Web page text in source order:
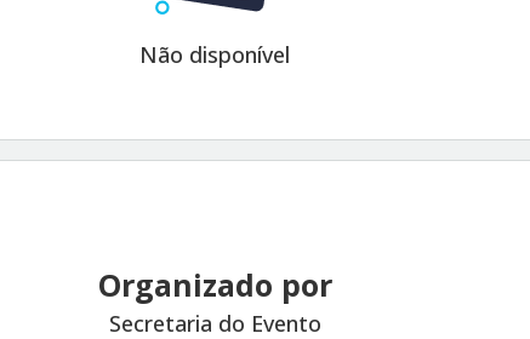
Não disponível
Organizado por
Secretaria do Evento